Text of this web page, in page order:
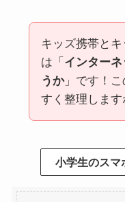
キッズ携帯と
は「 インター
うか」です！
すく整理します
小学生のス